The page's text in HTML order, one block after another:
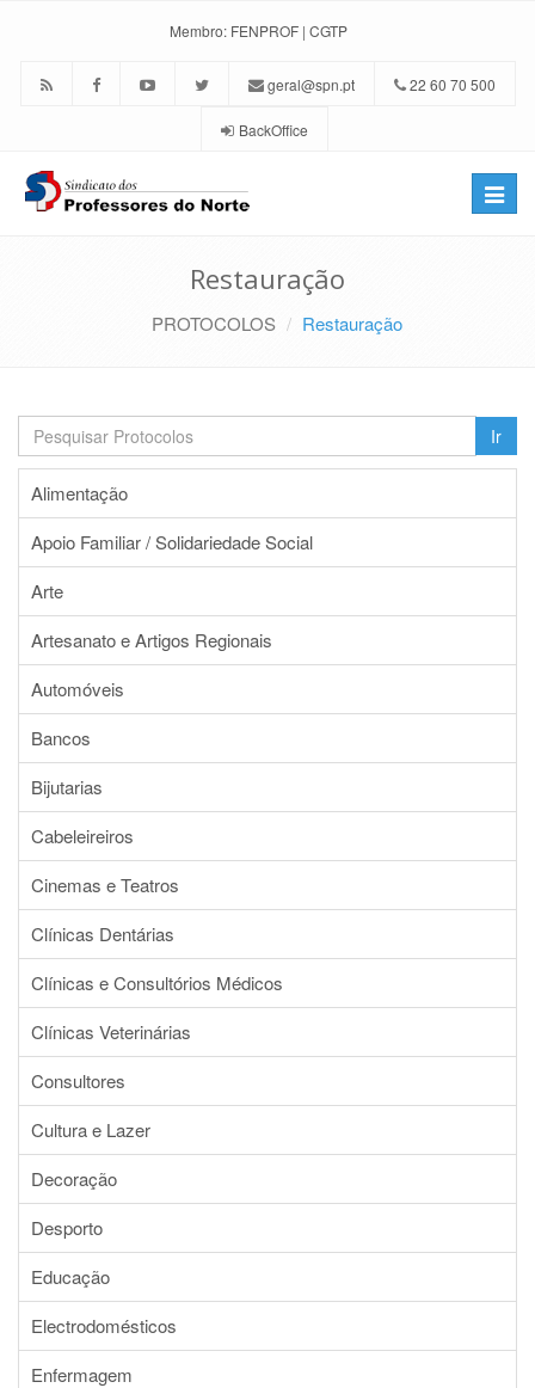
Membro: FENPROF | CGTP
geral@spn.pt 22 60 70 500
BackOffice
Toggle
Restauração
PROTOCOLOS Restauração
Ir
Alimentação
Apoio Familiar / Solidariedade Social
Arte
Artesanato e Artigos Regionais
Automóveis
Bancos
Bijutarias
Cabeleireiros
Cinemas e Teatros
Clínicas Dentárias
Clínicas e Consultórios Médicos
Clínicas Veterinárias
Consultores
Cultura e Lazer
Decoração
Desporto
Educação
Electrodomésticos
Enfermagem